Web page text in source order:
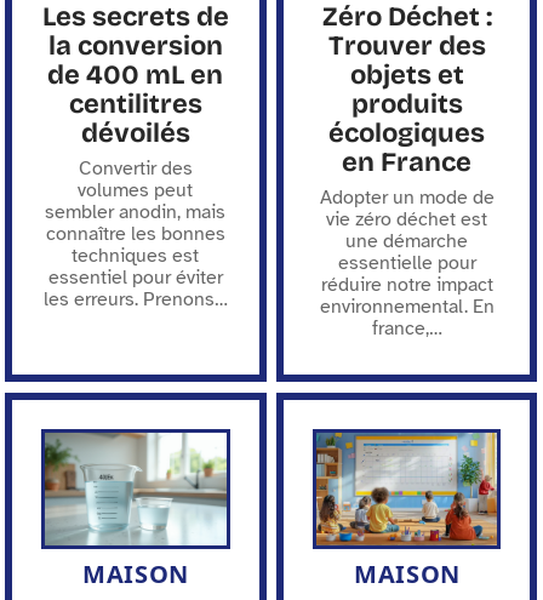
Les secrets de
la conversion
de 400 mL en
centilitres
dévoilés
Convertir des
volumes peut
sembler anodin, mais
connaître les bonnes
techniques est
essentiel pour éviter
les erreurs. Prenons…
Zéro Déchet :
Trouver des
objets et
produits
écologiques
en France
Adopter un mode de
vie zéro déchet est
une démarche
essentielle pour
réduire notre impact
environnemental. En
france,…
MAISON MAISON